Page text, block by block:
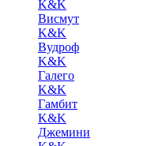
K&K
Висмут
K&K
Вудроф
K&K
Галего
K&K
Гамбит
K&K
Джемини